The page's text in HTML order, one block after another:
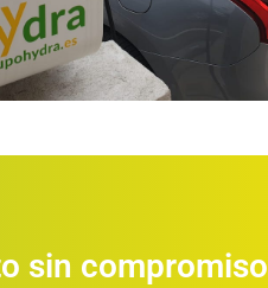
sin compromiso